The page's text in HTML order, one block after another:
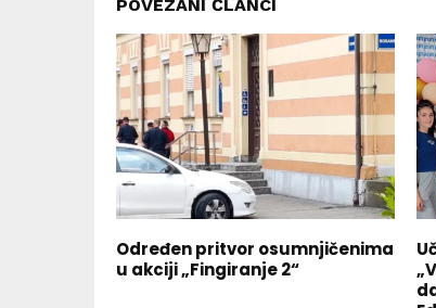
POVEZANI ČLANCI
Određen pritvor osumnjičenima
u akciji „Fingiranje 2“